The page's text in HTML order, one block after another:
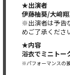
★出演者
伊藤柚葵/大﨑
※出演者は予告
めご了承くださ
★内容
浴衣でミニトー
※パフォーマンスの